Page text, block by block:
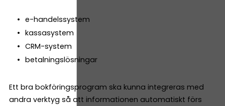
e-handelssystem
kassasystem
CRM-system
betalningslösningar
Ett bra bokföringsprogram ska kunna integreras med
andra verktyg så att informationen automatiskt förs